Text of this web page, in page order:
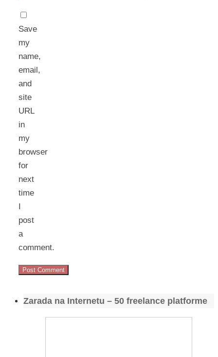
Save
my
name,
email,
and
site
URL
in
my
browser
for
next
time
post
a
comment.
Zarada na Internetu – 50 freelance platforme